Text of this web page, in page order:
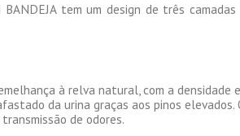
BANDEJA tem um design de três
à relva natural, com a densidade
da urina graças aos pinos
de odores.